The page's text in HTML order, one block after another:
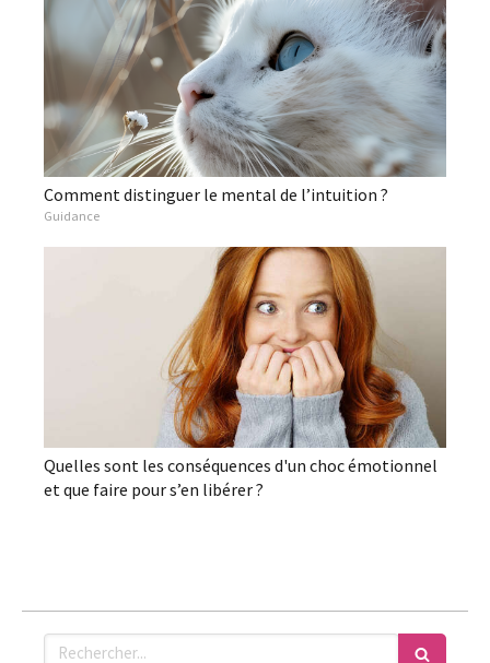
Comment distinguer le mental de l’intuition ?
Guidance
Quelles sont les conséquences d'un choc émotionnel
et que faire pour s’en libérer ?
Rechercher